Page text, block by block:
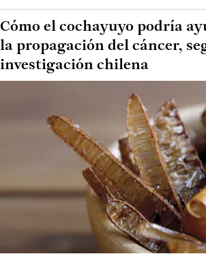
Cómo el cochayuyo podría
la propagación del cáncer,
investigación chilena